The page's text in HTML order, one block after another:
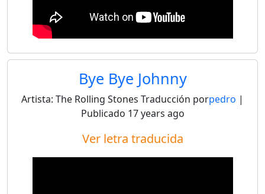
Bye Bye Johnny
Artista: The Rolling Stones Traducción porpedro |
Publicado 17 years ago
Ver letra traducida